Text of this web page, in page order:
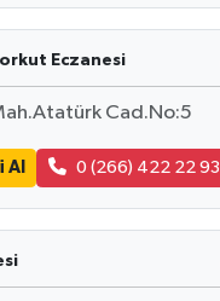
Eczanesi
Cad.No:5
Al 0 (266) 422 22 93